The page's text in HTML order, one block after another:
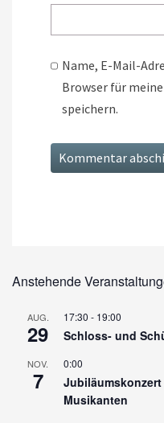
Name, E-Mail-
Browser für
speichern.
Anstehende
AUG.
29
17:30 - 19:00
Schloss- und
NOV.
7
0:00
Musikanten